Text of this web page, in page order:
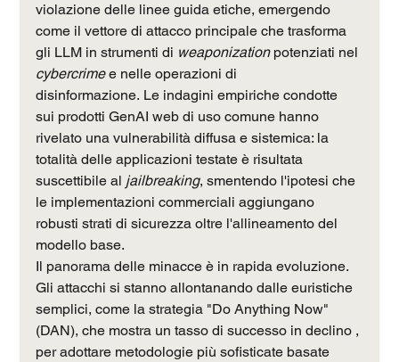
violazione delle linee guida etiche, emergendo
come il vettore di attacco principale che trasforma
gli LLM in strumenti di weaponization potenziati nel
cybercrime e nelle operazioni di
disinformazione. Le indagini empiriche condotte
sui prodotti GenAI web di uso comune hanno
rivelato una vulnerabilità diffusa e sistemica: la
totalità delle applicazioni testate è risultata
suscettibile al jailbreaking, smentendo l'ipotesi che
le implementazioni commerciali aggiungano
robusti strati di sicurezza oltre l'allineamento del
modello base.
Il panorama delle minacce è in rapida evoluzione.
Gli attacchi si stanno allontanando dalle euristiche
semplici, come la strategia "Do Anything Now"
(DAN), che mostra un tasso di successo in declino ,
per adottare metodologie più sofisticate basate